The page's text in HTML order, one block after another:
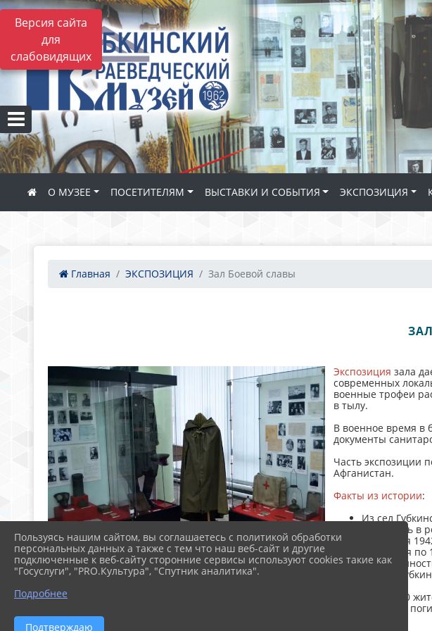
Версия сайта
для
слабовидящих
О МУЗЕЕ ПОСЕТИТЕЛЯМ ВЫСТАВКИ И СОБЫТИЯ ЭКСПОЗИЦИЯ
Главная ЭКСПОЗИЦИЯ Зал Боевой славы
Экспозиция зала
современных
военные трофеи
в тылу.
В военное время в
документы
Часть экспозиции
Афганистан.
Факты из истории:
Из сел
вернулись в
Со 2 июля
С 15 июня по
Девяти
Более 300
17 из них
Пользуясь нашим сайтом, вы соглашаетесь с политикой обработки
персональных данных а также с тем что наш веб-сайт и другие
подключенные к веб-сайту сторонние сервисы используют cookies такие как
"Госуслуги", "PRO.Культура", "Спутник аналитика".
Подробнее
Подтверждаю